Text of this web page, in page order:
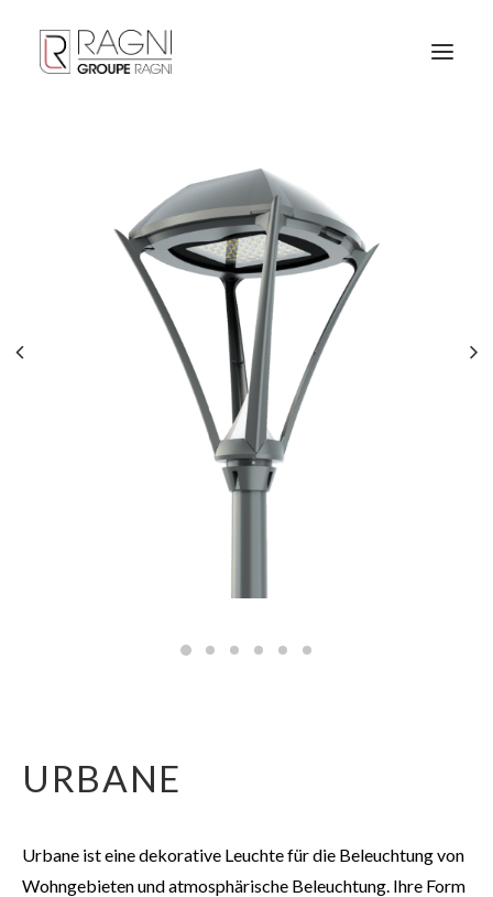
URBANE
Urbane ist eine dekorative Leuchte für die Beleuchtung von
Wohngebieten und atmosphärische Beleuchtung. Ihre Form